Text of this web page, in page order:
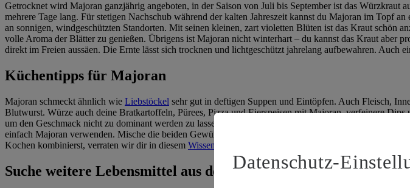
Getrocknet wird Majoran ganzjährig angeboten, in der Saison von Juli bis September ist das
mehrere Tage lang. Für stetigen Nachschub während der kalten Jahreszeit kannst du Majoran im Topf
an sonnigen, windgeschützten Standorten. Mit seinen kleinen, zart violetten Blüten ist das Kraut schön
volle Aroma der Blätter zu genießen. Übrigens ist Majoran nicht winterhart – du kannst das Kraut aber
direkt im Freien aussäen. Die Ernte lässt sich trocknen und lichtgeschützt jahrelang aufbewahren. Auch
Küchentipps für Majoran
Majoran schmeckt ähnlich wie Liebstöckel sehr gut in deftigen Suppen und Eintöpfen. Auch Fleisch,
Blutwurst. Würze auch deine Bratkartoffeln, Pürees, Pizza und Eierspeisen mit Majoran, verfeinere
um den Geschmack nicht zu dominant werden zu lassen. Beim Kochen gibst du Majoran erst kurz vor
einfach Majoran verwenden. Mische die beiden Gewürze aber nicht. Gut passen dagegen Thymian,
Kochen kombinierst, verraten wir dir in diesem Wissensbeitrag
Suche weitere Lebensmittel aus dem Bereich „Gewürze &
Datenschutz-